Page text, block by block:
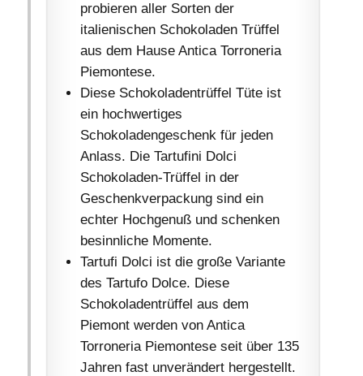
probieren aller Sorten der
italienischen Schokoladen Trüffel
aus dem Hause Antica Torroneria
Piemontese.
Diese Schokoladentrüffel Tüte ist
ein hochwertiges
Schokoladengeschenk für jeden
Anlass. Die Tartufini Dolci
Schokoladen-Trüffel in der
Geschenkverpackung sind ein
echter Hochgenuß und schenken
besinnliche Momente.
Tartufi Dolci ist die große Variante
des Tartufo Dolce. Diese
Schokoladentrüffel aus dem
Piemont werden von Antica
Torroneria Piemontese seit über 135
Jahren fast unverändert hergestellt.